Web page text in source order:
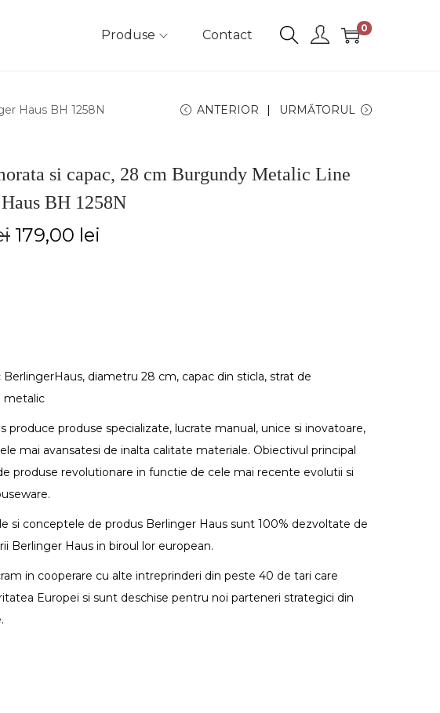
Produse Contact 0
Haus BH 1258N ANTERIOR URMĂTORUL
si capac, 28 cm Burgundy Metalic Line
BH 1258N
179,00 lei
BerlingerHaus, diametru 28 cm, capac din sticla, strat de
metalic
produce produse specializate, lucrate manual, unice si inovatoare,
mai avansatesi de inalta calitate materiale. Obiectivul principal
produse revolutionare in functie de cele mai recente evolutii si
si conceptele de produs Berlinger Haus sunt 100% dezvoltate de
Berlinger Haus in biroul lor european.
in cooperare cu alte intreprinderi din peste 40 de tari care
Europei si sunt deschise pentru noi parteneri strategici din